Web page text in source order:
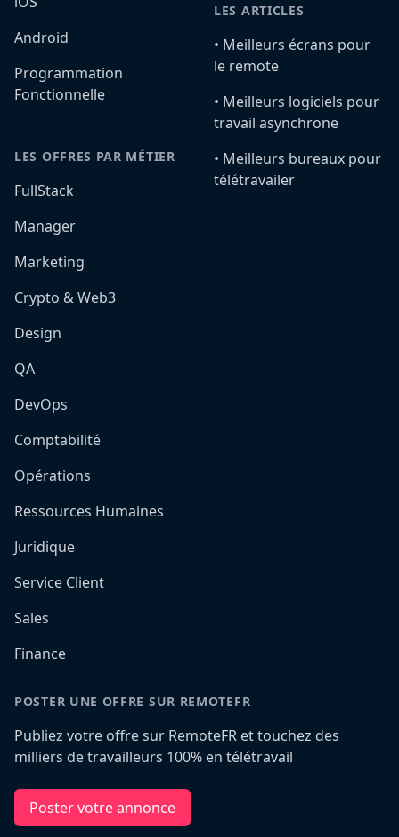
Android
Programmation
Fonctionnelle
LES OFFRES PAR MÉTIER
FullStack
Manager
Marketing
Crypto & Web3
Design
QA
DevOps
Comptabilité
Opérations
Ressources Humaines
Juridique
Service Client
Sales
Finance
LES ARTICLES
•️ Meilleurs écrans pour
le remote
•️ Meilleurs logiciels pour
travail asynchrone
•️ Meilleurs bureaux pour
télétravailer
POSTER UNE OFFRE SUR REMOTEFR
Publiez votre offre sur RemoteFR et touchez des
milliers de travailleurs 100% en télétravail
Poster votre annonce